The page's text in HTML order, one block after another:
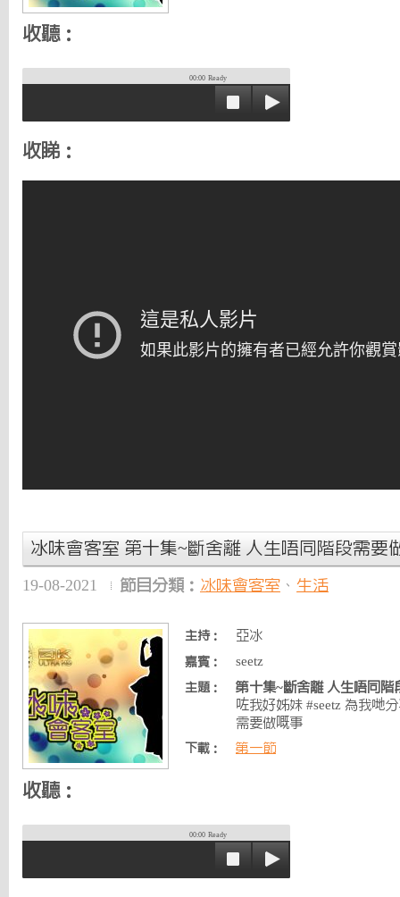
收聽：
00:00 Ready
收睇：
冰味會客室 第十集~斷舍離 人生唔同階段需要
19-08-2021 節目分類： 冰味會客室 、 生活
主持： 亞冰
嘉賓： seetz
主題：
第十集~斷舍離 人生唔同階
咗我好姊妹 #seetz 為我哋
需要做嘅事
下載： 第一節
收聽：
00:00 Ready